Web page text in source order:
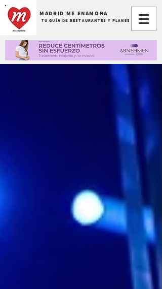
MADRID ME ENAMORA
TU GUÍA DE RESTAURANTES Y PLANES